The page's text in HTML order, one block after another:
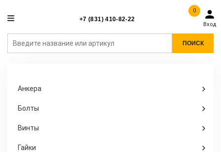
+7 (831) 410-82-22
0
Вход
ПОИСК
Анкера
Болты
Винты
Гайки